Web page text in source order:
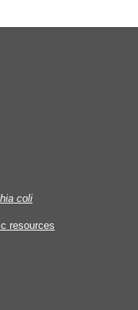
coli
resources